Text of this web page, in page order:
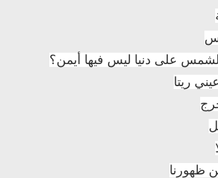
على دنيا ليس فيها أيمن؟
ريتا
ظهورنا